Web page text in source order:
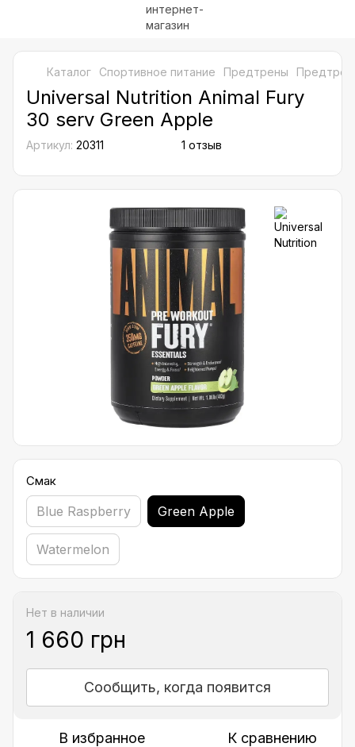
Каталог Спортивное питание Предтрены
Universal Nutrition Animal Fury
30 serv Green Apple
Артикул: 20311 1 отзыв
Смак
Blue Raspberry Green Apple
Watermelon
Нет в наличии
1 660 грн
Сообщить, когда появится
В избранное К сравнению